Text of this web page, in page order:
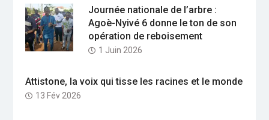
Journée nationale de l’arbre :
Agoè-Nyivé 6 donne le ton de son
opération de reboisement
1 Juin 2026
Attistone, la voix qui tisse les racines et le monde
13 Fév 2026